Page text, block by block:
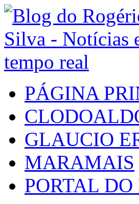
PÁGINA
GLAUCIO
MARAMAIS
PORTAL